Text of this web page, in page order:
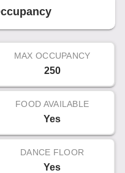
MAX OCCUPANCY
250
FOOD AVAILABLE
Yes
DANCE FLOOR
Yes